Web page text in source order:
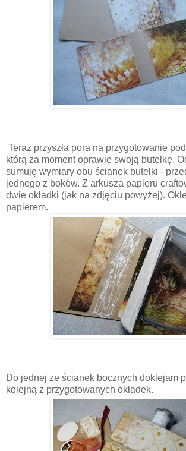
Teraz przyszła pora na przygotowanie
którą za moment oprawię swoją butelkę.
sumuję wymiary obu ścianek butelki -
jednego z boków. Z arkusza papieru
dwie okładki (jak na zdjęciu powyżej).
papierem.
Do jednej ze ścianek bocznych doklejam
kolejną z przygotowanych okładek.